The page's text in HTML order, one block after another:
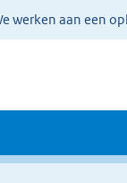
aan een